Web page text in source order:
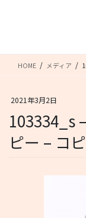
HOME メディア
2021年3月2日
103334_s
ピー – コ